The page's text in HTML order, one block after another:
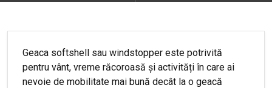
Geaca softshell sau windstopper este potrivită
pentru vânt, vreme răcoroasă și activități în care ai
nevoie de mobilitate mai bună decât la o geacă